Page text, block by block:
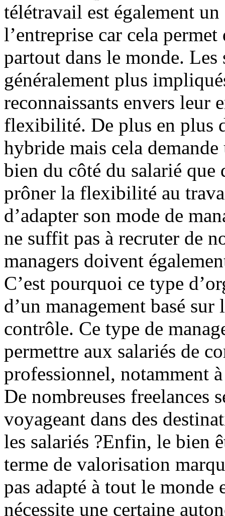
télétravail est également
l’entreprise car cela
partout dans le monde.
généralement plus
reconnaissants envers leur
flexibilité. De plus en plus
hybride mais cela
bien du côté du salarié que
prôner la flexibilité au
d’adapter son mode de
ne suffit pas à recruter de
managers doivent
C’est pourquoi ce type
d’un management basé
contrôle. Ce type de
permettre aux salariés de
professionnel, notamment
De nombreuses freelances
voyageant dans des
les salariés ?Enfin, le bien
terme de valorisation
pas adapté à tout le monde
nécessite une certaine